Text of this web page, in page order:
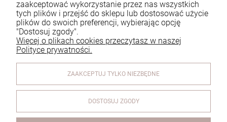
Pomoc
Reklamacje i zwroty
O firmie
zaakceptować wykorzystanie przez nas wszystkich
tych plików i przejść do sklepu lub dostosować użycie
plików do swoich preferencji, wybierając opcję
"Dostosuj zgody".
Więcej o plikach cookies przeczytasz w naszej
Polityce prywatności.
ZAAKCEPTUJ TYLKO NIEZBĘDNE
DOSTOSUJ ZGODY